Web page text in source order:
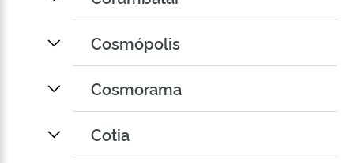
Cosmópolis
Cosmorama
Cotia